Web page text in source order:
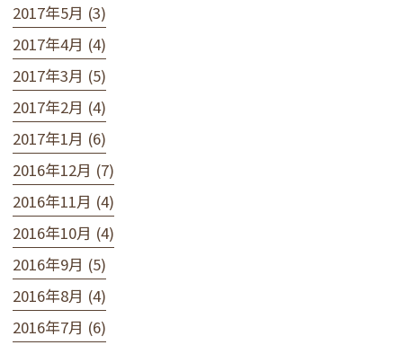
2017年5月 (3)
2017年4月 (4)
2017年3月 (5)
2017年2月 (4)
2017年1月 (6)
2016年12月 (7)
2016年11月 (4)
2016年10月 (4)
2016年9月 (5)
2016年8月 (4)
2016年7月 (6)